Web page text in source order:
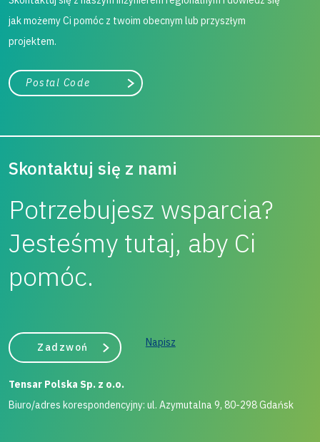
jak możemy Ci pomóc z twoim obecnym lub przyszłym
projektem.
województwo
Szukaj
Skontaktuj się z nami
Potrzebujesz wsparcia?
Jesteśmy tutaj, aby Ci
pomóc.
Zadzwoń Napisz
Tensar Polska Sp. z o.o.
Biuro/adres korespondencyjny: ul. Azymutalna 9, 80-298 Gdańsk